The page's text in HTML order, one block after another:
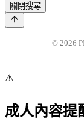
關閉搜尋
© 2026
⚠️
成人內容提